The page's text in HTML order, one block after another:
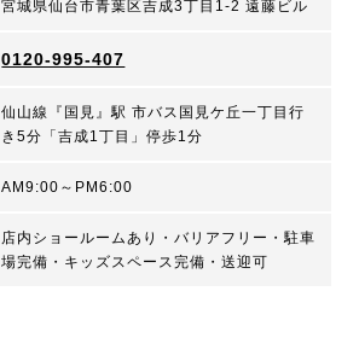
宮城県仙台市青葉区吉成3丁目1-2 遠藤ビル
0120-995-407
仙山線『国見』駅 市バス国見ケ丘一丁目行
き5分「吉成1丁目」停歩1分
AM9:00～PM6:00
店内ショールームあり・バリアフリー・駐車
場完備・キッズスペース完備・送迎可